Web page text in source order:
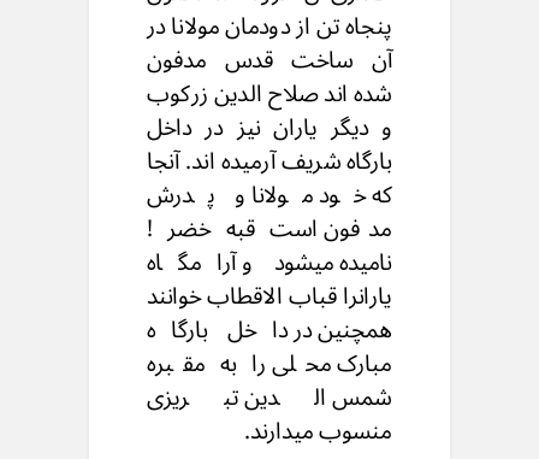
پنجاه تن از دودمان مولانا در
آن ساخت قدس مدفون
شده اند صلاح الدین زرکوب
و دیگر یاران نیز در داخل
بارگاه شریف آرمیده اند. آنجا
که خود مولانا و پدرش
مدفون است قبه خضر !
نامیده میشود و آرامگاه
یارانرا قباب الاقطاب خوانند
همچنین در داخل بارگاه
مبارک محلی را به مقبره
شمس الدین تبریزی
منسوب میدارند.